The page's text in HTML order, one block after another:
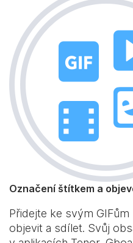
Označení štítkem a
Přidejte ke svým
objevit a sdílet. Svůj